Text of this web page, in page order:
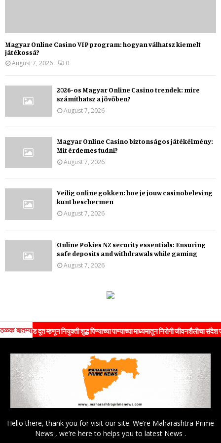
Magyar Online Casino VIP program: hogyan válhatsz kiemelt
játékossá?
August 7, 2026
0
2026-os Magyar Online Casino trendek: mire
számíthatsz a jövőben?
August 7, 2026
Magyar Online Casino biztonságos játékélmény:
Mit érdemes tudni?
August 7, 2026
Veilig online gokken: hoe je jouw casinobeleving
kunt beschermen
August 7, 2026
Online Pokies NZ security essentials: Ensuring
safe deposits and withdrawals while gaming
August 7, 2026
ठळक बातम्या
दूत म्हणून नियुक्ती शुद्ध पिण्याच्या पाण्याच्या माध्यमातून निरोगी जीवनशैलीचा संदेश जनतेपर्यंत
Hello there, thank you for visit our site. We’re Maharashtra Prime
News , we’re here to helps you to latest News .